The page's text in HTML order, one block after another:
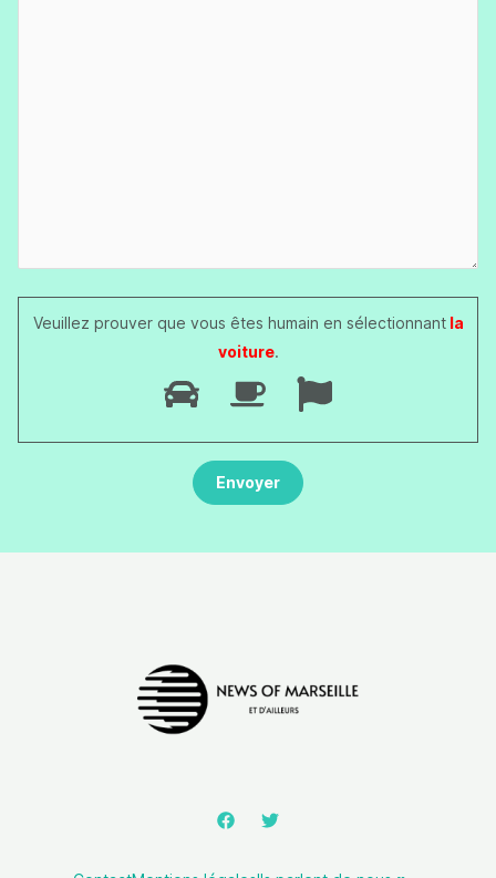
Veuillez prouver que vous êtes humain en sélectionnantla
voiture.